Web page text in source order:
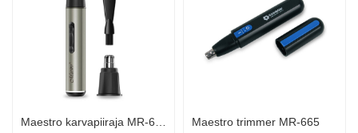
Maestro trimmer MR-665